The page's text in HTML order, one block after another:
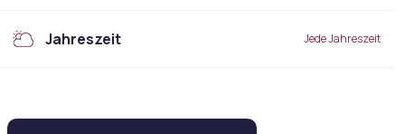
Jahreszeit Jede Jahreszeit